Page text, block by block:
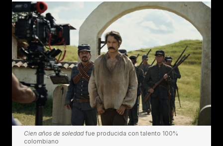
Cien años de soledadfue producida con talento 100%
colombiano